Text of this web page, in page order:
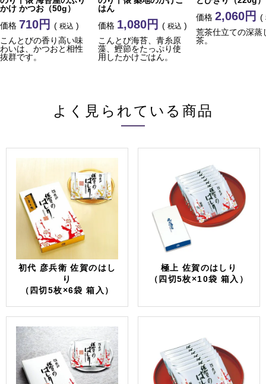
かけ かつお（50g）
価格 710 税込
こんとびの香り高い味
わいは、かつおと相性
抜群です。
はん
価格 1,080 税込
こんとび海苔、青糸原
藻、鰹節をたっぷり使
用したかけごはん。
価格 2,060
荒茶仕立ての深蒸
茶。
よく見られている商品
初代 彦兵衛 佐賀のはし
り
（四切5枚×6袋 箱入）
極上 佐賀のはしり
（四切5枚×10袋 箱入）